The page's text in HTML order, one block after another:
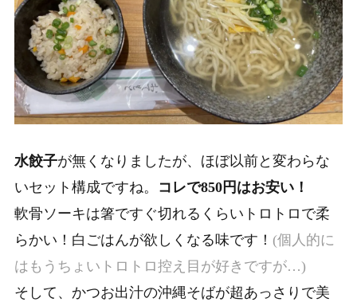
水餃子が無くなりましたが、ほぼ以前と変わらな
いセット構成ですね。
コレで850円はお安い！
軟骨ソーキは箸ですぐ切れるくらいトロトロで柔
らかい！白ごはんが欲しくなる味です！ (個人的に
はもうちょいトロトロ控え目が好きですが…)
そして、 かつお出汁の沖縄そばが超あっさりで美